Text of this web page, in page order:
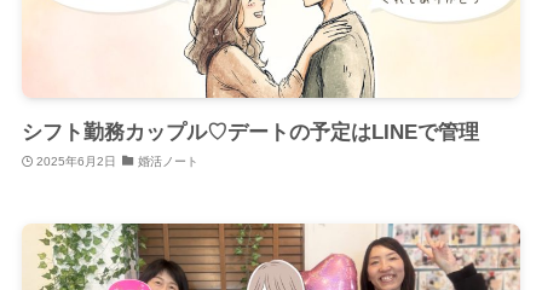
シフト勤務カップル♡デートの予定はLINEで管理
2025年6月2日 婚活ノート